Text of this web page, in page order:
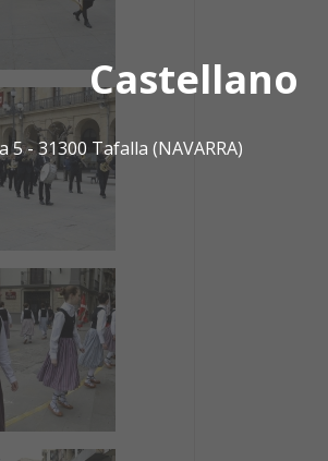
Castellano
5 - 31300 Tafalla (NAVARRA)